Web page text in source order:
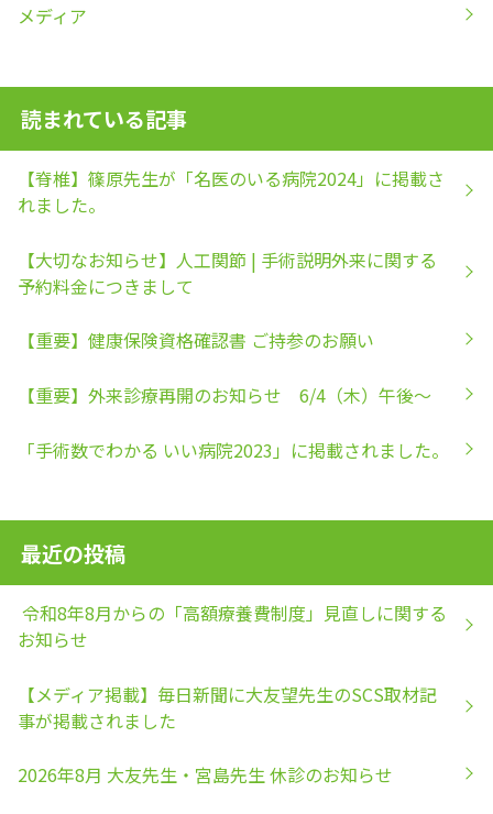
メディア
読まれている記事
【脊椎】篠原先生が「名医のいる病院2024」に掲載さ
れました。
【大切なお知らせ】人工関節 | 手術説明外来に関する
予約料金につきまして
【重要】健康保険資格確認書 ご持参のお願い
【重要】外来診療再開のお知らせ 6/4（木）午後～
「手術数でわかる いい病院2023」に掲載されました。
最近の投稿
令和8年8月からの「高額療養費制度」見直しに関する
お知らせ
【メディア掲載】毎日新聞に大友望先生のSCS取材記
事が掲載されました
2026年8月 大友先生・宮島先生 休診のお知らせ